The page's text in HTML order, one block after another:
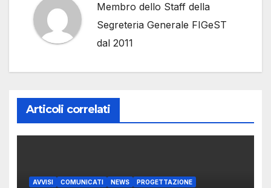
Membro dello Staff della
Segreteria Generale FIGeST
dal 2011
Articoli correlati
AVVISI COMUNICATI NEWS PROGETTAZIONE